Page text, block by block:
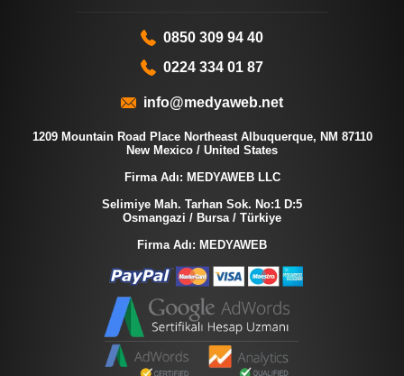
0850 309 94 40
0224 334 01 87
info@medyaweb.net
1209 Mountain Road Place Northeast Albuquerque, NM 87110
New Mexico / United States
Firma Adı: MEDYAWEB LLC
Selimiye Mah. Tarhan Sok. No:1 D:5
Osmangazi / Bursa / Türkiye
Firma Adı: MEDYAWEB